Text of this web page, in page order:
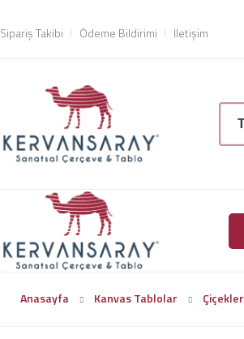
Sipariş Takibi Ödeme Bildirimi İletişim
Anasayfa Kanvas Tablolar Çiçekler